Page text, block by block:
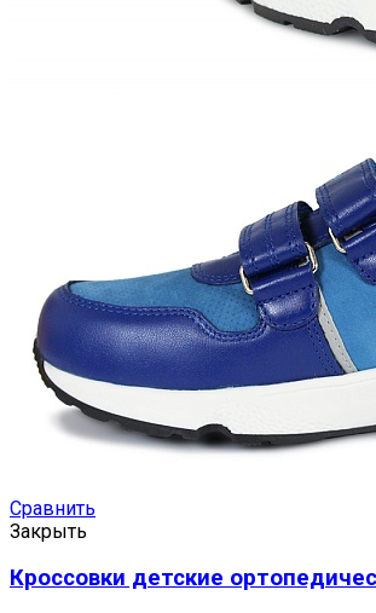
Сравнить
Закрыть
Кроссовки детские